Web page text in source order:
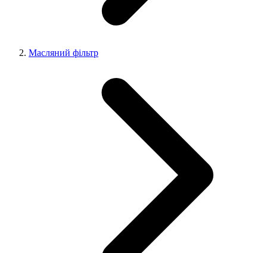
Масляний фільтр